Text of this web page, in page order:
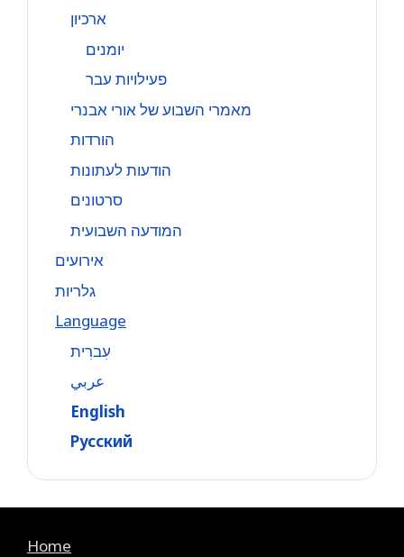
ארכיון
יומנים
פעילויות עבר
מאמרי השבוע של אורי אבנרי
הורדות
הודעות לעתונות
סרטונים
המודעה השבועית
אירועים
גלריות
Language
עִברִית
عربي
English
Русский
Home